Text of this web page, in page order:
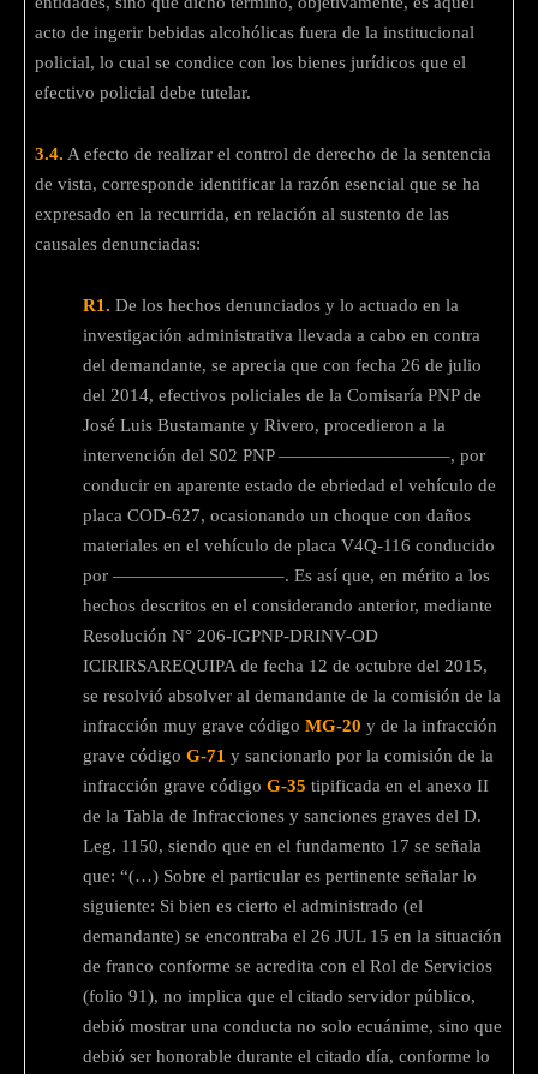
acto de ingerir bebidas alcohólicas fuera de la institucional
policial, lo cual se condice con los bienes jurídicos que el
efectivo policial debe tutelar.
3.4. A efecto de realizar el control de derecho de la sentencia
de vista, corresponde identificar la razón esencial que se ha
expresado en la recurrida, en relación al sustento de las
causales denunciadas:
R1. De los hechos denunciados y lo actuado en la
investigación administrativa llevada a cabo en contra
del demandante, se aprecia que con fecha 26 de julio
del 2014, efectivos policiales de la Comisaría PNP de
José Luis Bustamante y Rivero, procedieron a la
intervención del S02 PNP —————————–, por
conducir en aparente estado de ebriedad el vehículo de
placa COD-627, ocasionando un choque con daños
materiales en el vehículo de placa V4Q-116 conducido
por —————————–. Es así que, en mérito a los
hechos descritos en el considerando anterior, mediante
Resolución N° 206-IGPNP-DRINV-OD
ICIRIRSAREQUIPA de fecha 12 de octubre del 2015,
se resolvió absolver al demandante de la comisión de la
infracción muy grave código MG-20 y de la infracción
grave código G-71 y sancionarlo por la comisión de la
infracción grave código G-35 tipificada en el anexo II
de la Tabla de Infracciones y sanciones graves del D.
Leg. 1150, siendo que en el fundamento 17 se señala
que: “(…) Sobre el particular es pertinente señalar lo
siguiente: Si bien es cierto el administrado (el
demandante) se encontraba el 26 JUL 15 en la situación
de franco conforme se acredita con el Rol de Servicios
(folio 91), no implica que el citado servidor público,
debió mostrar una conducta no solo ecuánime, sino que
debió ser honorable durante el citado día, conforme lo